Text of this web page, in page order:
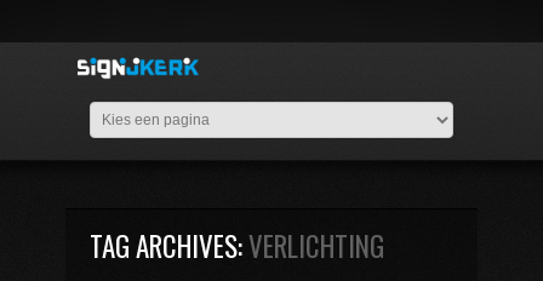
TAG ARCHIVES:VERLICHTING